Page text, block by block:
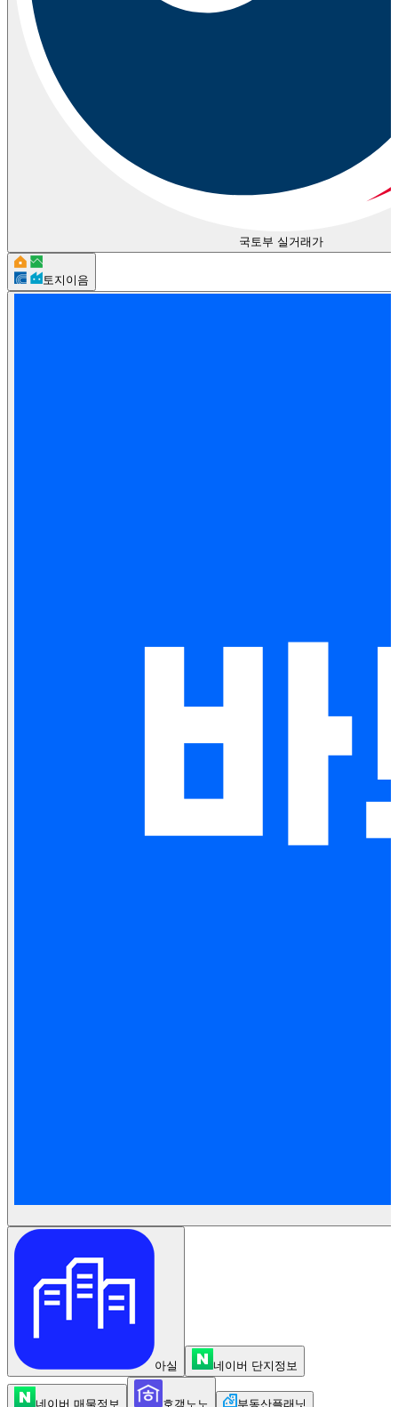
국토부 실거래가
토지이음
아실 네이버 단지정보
네이버 매물정보 호갱노노 부동산플래닛